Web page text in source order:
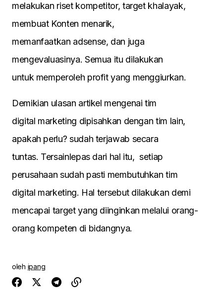
melakukan riset kompetitor, target khalayak,
membuat Konten menarik,
memanfaatkan adsense, dan juga
mengevaluasinya. Semua itu dilakukan
untuk memperoleh profit yang menggiurkan.
Demikian ulasan artikel mengenai tim
digital marketing dipisahkan dengan tim lain,
apakah perlu? sudah terjawab secara
tuntas. Tersainlepas dari hal itu, setiap
perusahaan sudah pasti membutuhkan tim
digital marketing. Hal tersebut dilakukan demi
mencapai target yang diinginkan melalui orang-
orang kompeten di bidangnya.
oleh ipang